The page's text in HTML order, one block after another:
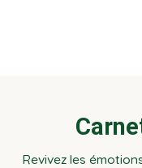
Revivez les